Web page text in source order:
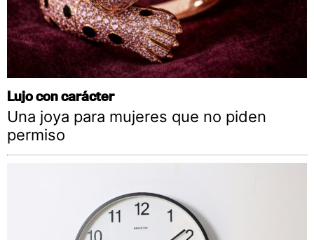
Lujo con carácter
Una joya para mujeres que no piden
permiso